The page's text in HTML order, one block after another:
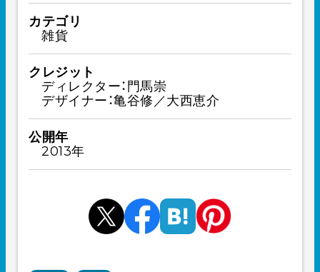
カテゴリ
雑貨
クレジット
ディレクター：門馬崇
デザイナー：亀谷修／大西恵介
公開年
2013年